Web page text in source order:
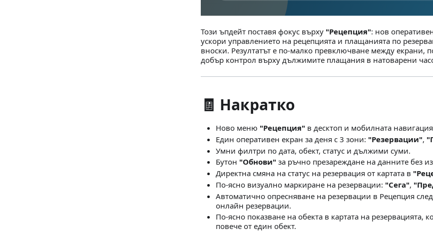
Този ъпдейт поставя фокус върху "Рецепция": нов
ускори управлението на рецепцията и плащанията по
вноски. Резултатът е по-малко превключване между екрани,
добър контрол върху дължимите плащания в натоварени
🧾 Накратко
Ново меню "Рецепция" в десктоп и мобилната
Един оперативен екран за деня с 3 зони: "Резервации",
Умни филтри по дата, обект, статус и дължими суми.
Бутон "Обнови" за ръчно презареждане на данните без
Директна смяна на статус на резервация от картата в
По-ясно визуално маркиране на резервации: "Сега",
Автоматично опресняване на резервации в Рецепция
онлайн резервации.
По-ясно показване на обекта в картата на резервацията,
повече от един обект.